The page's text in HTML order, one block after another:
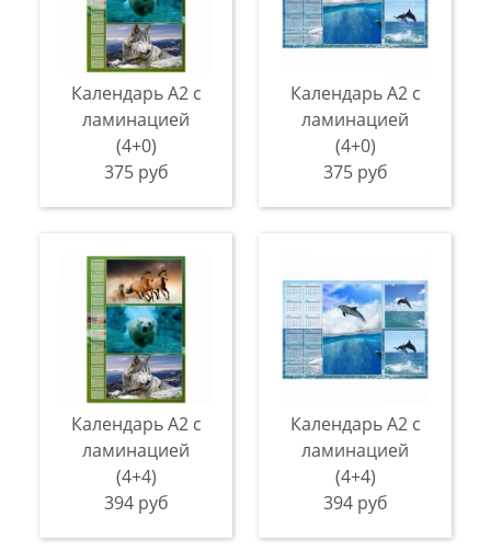
Календарь А2 с
ламинацией
(4+0)
375 руб
Календарь А2 с
ламинацией
(4+0)
375 руб
Календарь А2 с
ламинацией
(4+4)
394 руб
Календарь А2 с
ламинацией
(4+4)
394 руб